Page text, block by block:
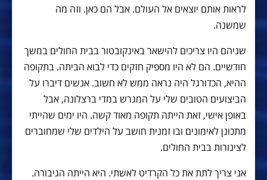
לראות אותם יוצאים אל העולם. אבל הם כאן. וזה מה
שמשנה.
שניהם היו צריכים להישאר באינקובטור בבית החולים במשך
חודשיים. הם לא היו מספיק חזקים כדי לבוא הביתה. בתקופה
ההיא, הכדורגל היה נראה ממש לא חשוב. אנשים דיברו על
הביצועים הטובים שלי על המגרש במדי ברצלונה, אבל
באופן אישי, זאת הייתה תקופה מאוד קשה. היו ימים שהייתי
מתכונן לאימונים ובו זמנית חושב על הילדים שלי שמחוברים
לצינורות בבית החולים.
אני צריך לתת את כל הקרדיט לאשתי. היא הייתה הגיבורה.